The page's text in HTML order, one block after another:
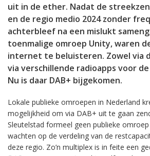
uit in de ether. Nadat de
en de regio medio 2024 zonder
achterbleef na een mislukt
toenmalige omroep Unity, waren
internet te beluisteren. Zowel via
via verschillende radioapps voor
Nu is daar DAB+ bijgekomen.
Lokale publieke omroepen in Nederland
mogelijkheid om via DAB+ uit te gaan
Sleutelstad formeel geen publieke
wachten op de verdeling van de
deze regio. Zo’n multiplex is in feite een